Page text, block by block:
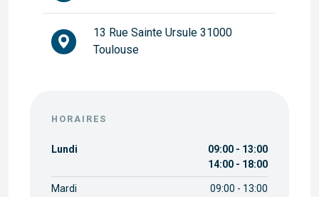
13 Rue Sainte Ursule 31000
Toulouse
HORAIRES
Lundi
09:00 - 13:00
14:00 - 18:00
Mardi
09:00 - 13:00